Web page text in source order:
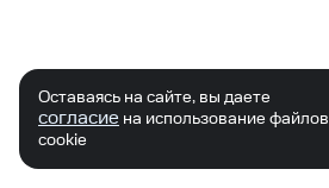
Оставаясь на сайте, вы даете
согласие на использование файлов
cookie